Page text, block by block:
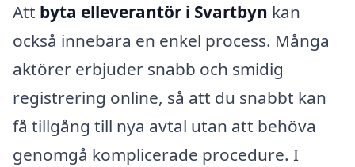
Att byta elleverantör i Svartbyn kan
också innebära en enkel process. Många
aktörer erbjuder snabb och smidig
registrering online, så att du snabbt kan
få tillgång till nya avtal utan att behöva
genomgå komplicerade procedure. I